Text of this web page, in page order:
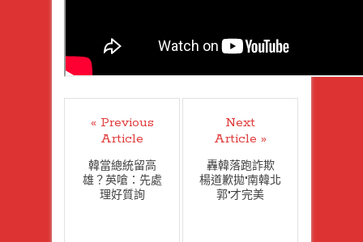
« Previous
Article
韓當總統留高
雄？英嗆：先處
理好質詢
Next
Article »
轟韓落跑詐欺
楊道歉拋"南韓北
郭"才完美